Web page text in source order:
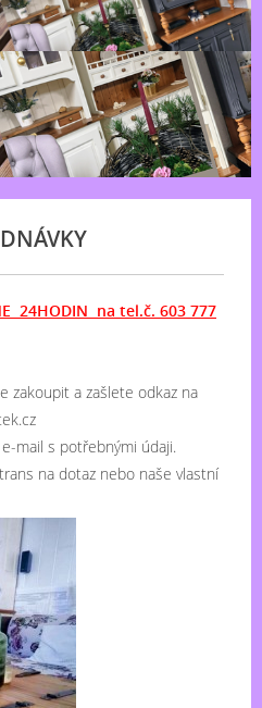
24HODIN na tel.č. 603 777
zakoupit a zašlete odkaz na
mail s potřebnými údaji.
na dotaz nebo naše vlastní